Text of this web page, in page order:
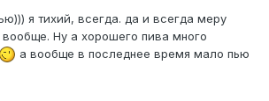
я тихий, всегда. да и всегда меру
Ну а хорошего пива много
а вообще в последнее время мало пью